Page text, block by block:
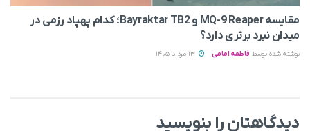
مقایسه MQ-9 Reaper و Bayraktar TB2؛ کدام پهپاد رزمی در
میدان نبرد برتری دارد؟
نوشته شده توسط فاطمه امامی
دیدگاهتان را بنویسید